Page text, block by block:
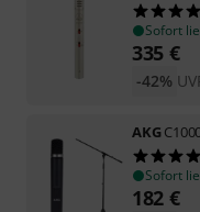
Sofort
335 €
-42%
AKG
Sofort
182 €